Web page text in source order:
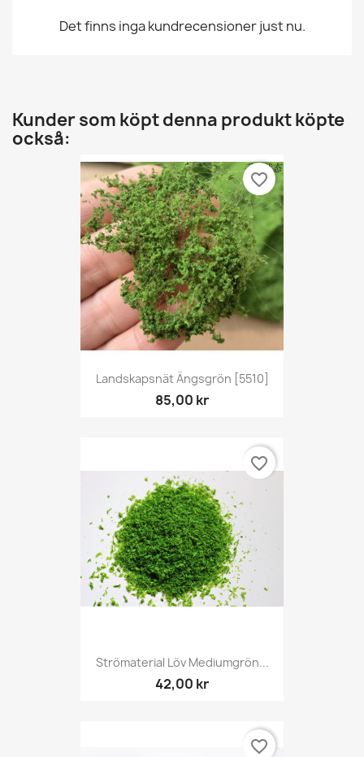
Det finns inga kundrecensioner just nu.
Kunder som köpt denna produkt köpte
också:
Landskapsnät Ängsgrön [5510]
85,00 kr
favorite_border
Strömaterial Löv Mediumgrön...
42,00 kr
favorite_border
favorite_border